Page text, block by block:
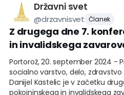
Državni svet
@drzavnisvet Članek
Z drugega dne 7.
in invalidskega
Portorož, 20. september 2024 -
socialno varstvo, delo,
Danijel Kastelic je v začetku
pokojninskega in invalidskega